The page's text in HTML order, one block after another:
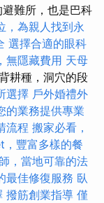
難所，也是巴科
，為親人找到永
選擇合適的眼科
無隱藏費用 天母
耕種，洞穴的段
選擇 戶外婚禮外
的業務提供專業
流程 搬家必看，
豐富多樣的餐
，當地可靠的法
最佳修復服務 臥
撥筋創業指導 僅